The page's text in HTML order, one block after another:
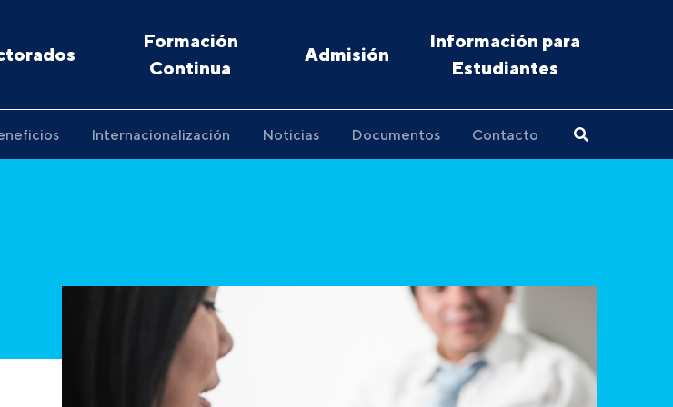
Formación
Continua
Admisión
Información para
Estudiantes
Internacionalización Noticias Documentos Contacto